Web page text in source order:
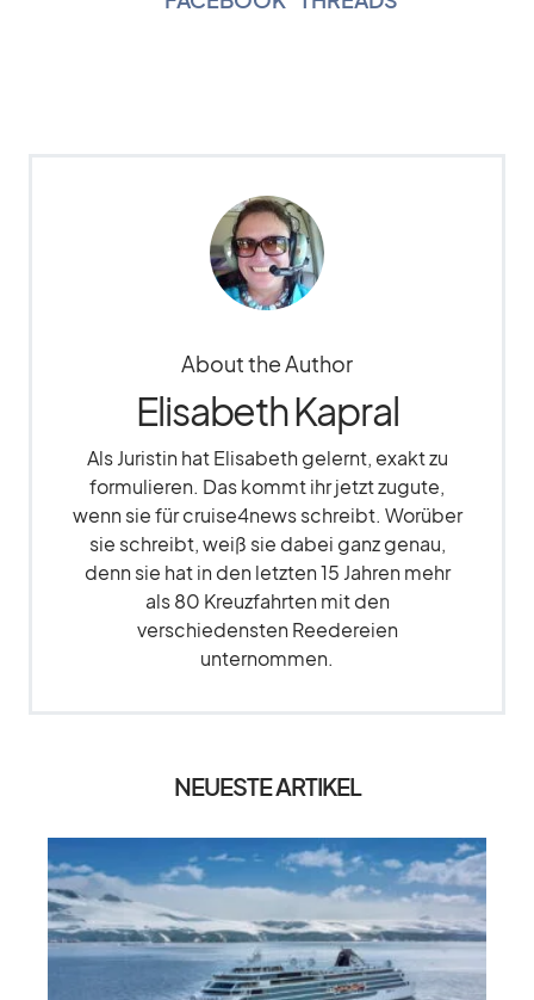
About the Author
Elisabeth Kapral
Als Juristin hat Elisabeth gelernt, exakt zu
formulieren. Das kommt ihr jetzt zugute,
wenn sie für cruise4news schreibt. Worüber
sie schreibt, weiß sie dabei ganz genau,
denn sie hat in den letzten 15 Jahren mehr
als 80 Kreuzfahrten mit den
verschiedensten Reedereien
unternommen.
NEUESTE ARTIKEL